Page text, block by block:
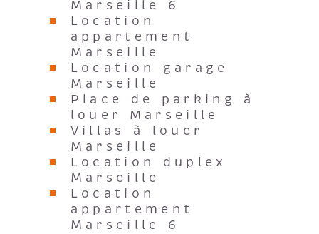
Marseille 6
Location
appartement
Marseille
Location garage
Marseille
Place de parking à
louer Marseille
Villas à louer
Marseille
Location duplex
Marseille
Location
appartement
Marseille 6